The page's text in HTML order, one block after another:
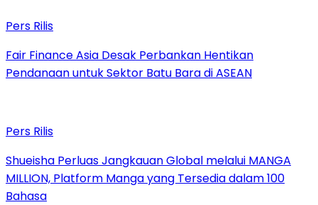
Pers Rilis
Fair Finance Asia Desak Perbankan Hentikan
Pendanaan untuk Sektor Batu Bara di ASEAN
Pers Rilis
Shueisha Perluas Jangkauan Global melalui MANGA
MILLION, Platform Manga yang Tersedia dalam 100
Bahasa